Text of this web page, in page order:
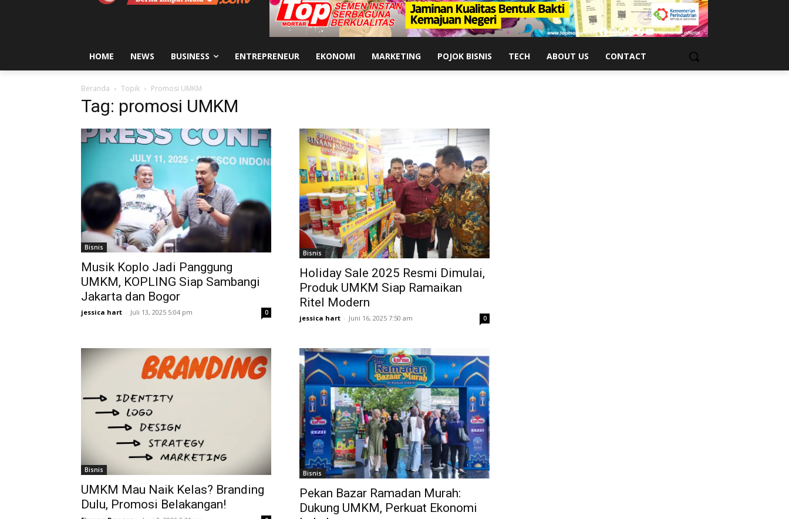
HOME NEWS BUSINESS ENTREPRENEUR EKONOMI MARKETING POJOK BISNIS TECH ABOUT US CONTACT
Beranda Topik Promosi UMKM
Tag: promosi UMKM
Bisnis
Musik Koplo Jadi Panggung
UMKM, KOPLING Siap Sambangi
Jakarta dan Bogor
jessica hart - Juli 13, 2025 5:04 pm 0
Bisnis
Holiday Sale 2025 Resmi Dimulai,
Produk UMKM Siap Ramaikan
Ritel Modern
jessica hart - Juni 16, 2025 7:50 am 0
Bisnis
UMKM Mau Naik Kelas? Branding
Dulu, Promosi Belakangan!
Bisnis
Pekan Bazar Ramadan Murah:
Dukung UMKM, Perkuat Ekonomi